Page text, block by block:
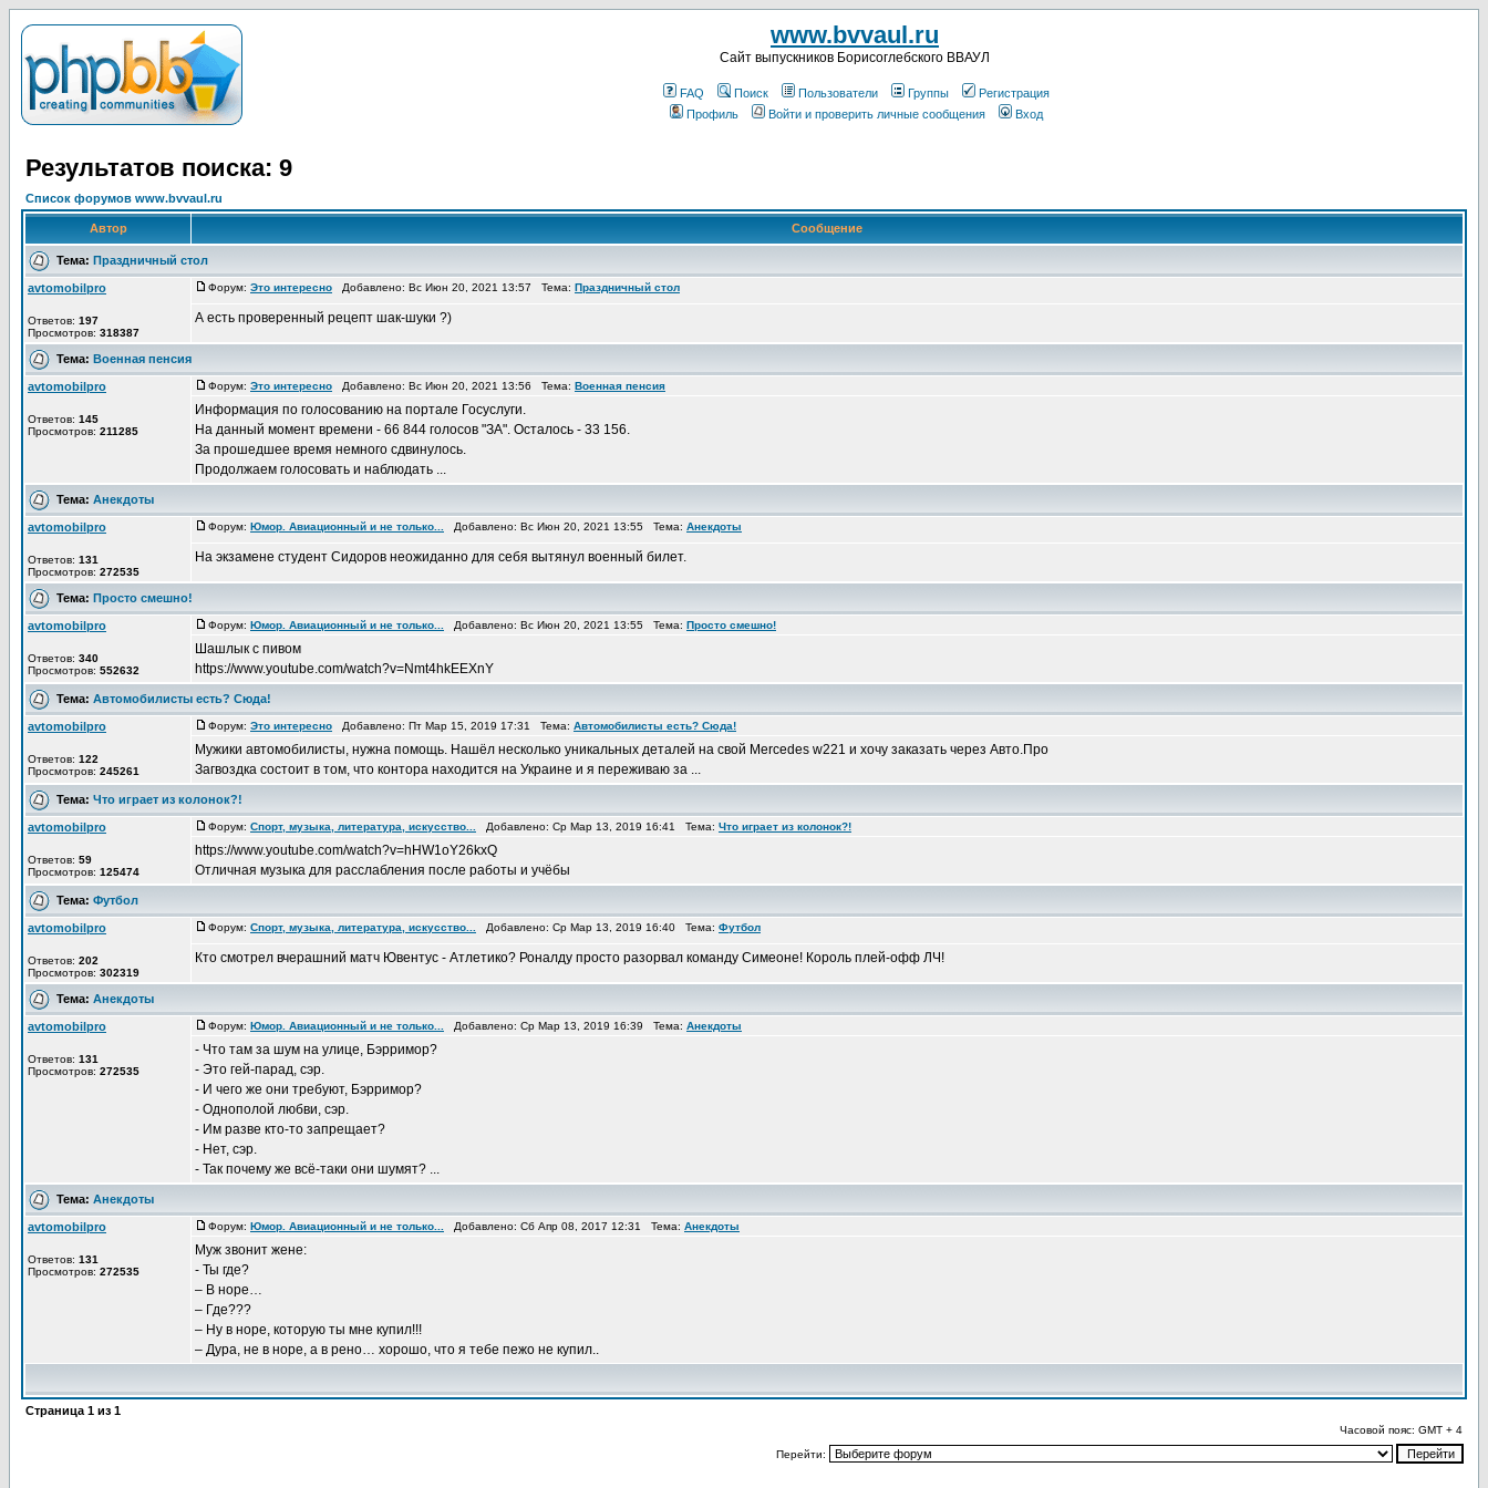
www.bvvaul.ru
Cайт выпускников Борисоглебского ВВАУЛ
FAQ Поиск Пользователи Группы
Регистрация
Профиль
Войти и проверить личные сообщения Вход
Результатов поиска: 9
Список форумов www.bvvaul.ru
Автор Сообщение
Тема: Праздничный стол
avtomobilpro
Ответов: 197
Просмотров: 318387
Форум: Это интересно Добавлено: Вс Июн 20, 2021 13:57 Тема: Праздничный стол
А есть проверенный рецепт шак-шуки ?)
Тема: Военная пенсия
avtomobilpro
Ответов: 145
Просмотров: 211285
Форум: Это интересно Добавлено: Вс Июн 20, 2021 13:56 Тема: Военная пенсия
Информация по голосованию на портале Госуслуги.
На данный момент времени - 66 844 голосов "ЗА". Осталось - 33 156.
За прошедшее время немного сдвинулось.
Продолжаем голосовать и наблюдать ...
Тема: Анекдоты
avtomobilpro
Ответов: 131
Просмотров: 272535
Форум: Юмор. Авиационный и не только... Добавлено: Вс Июн 20, 2021 13:55 Тема: Анекдоты
На экзамене студент Сидоров неожиданно для себя вытянул военный билет.
Тема: Просто смешно!
avtomobilpro
Ответов: 340
Просмотров: 552632
Форум: Юмор. Авиационный и не только... Добавлено: Вс Июн 20, 2021 13:55 Тема: Просто смешно!
Шашлык с пивом
https://www.youtube.com/watch?v=Nmt4hkEEXnY
Тема: Автомобилисты есть? Сюда!
avtomobilpro
Ответов: 122
Просмотров: 245261
Форум: Это интересно Добавлено: Пт Мар 15, 2019 17:31 Тема: Автомобилисты есть? Сюда!
Мужики автомобилисты, нужна помощь. Нашёл несколько уникальных деталей на свой Mercedes w221 и хочу заказать через Авто.Про
Загвоздка состоит в том, что контора находится на Украине и я переживаю за ...
Тема: Что играет из колонок?!
avtomobilpro
Ответов: 59
Просмотров: 125474
Форум: Спорт, музыка, литература, искусство... Добавлено: Ср Мар 13, 2019 16:41 Тема: Что играет из колонок?!
https://www.youtube.com/watch?v=hHW1oY26kxQ
Отличная музыка для расслабления после работы и учёбы
Тема: Футбол
avtomobilpro
Ответов: 202
Просмотров: 302319
Форум: Спорт, музыка, литература, искусство... Добавлено: Ср Мар 13, 2019 16:40 Тема: Футбол
Кто смотрел вчерашний матч Ювентус - Атлетико? Роналду просто разорвал команду Симеоне! Король плей-офф ЛЧ!
Тема: Анекдоты
avtomobilpro
Ответов: 131
Просмотров: 272535
Форум: Юмор. Авиационный и не только... Добавлено: Ср Мар 13, 2019 16:39 Тема: Анекдоты
- Что там за шум на улице, Бэрримор?
- Это гей-парад, сэр.
- И чего же они требуют, Бэрримор?
- Однополой любви, сэр.
- Им разве кто-то запрещает?
- Нет, сэр.
- Так почему же всё-таки они шумят? ...
Тема: Анекдоты
avtomobilpro
Ответов: 131
Просмотров: 272535
Форум: Юмор. Авиационный и не только... Добавлено: Сб Апр 08, 2017 12:31 Тема: Анекдоты
Муж звонит жене:
- Ты где?
– В норе…
– Где???
– Ну в норе, которую ты мне купил!!!
– Дура, не в норе, а в рено… хорошо, что я тебе пежо не купил..
Страница 1 из 1
Часовой пояс: GMT + 4
Перейти: